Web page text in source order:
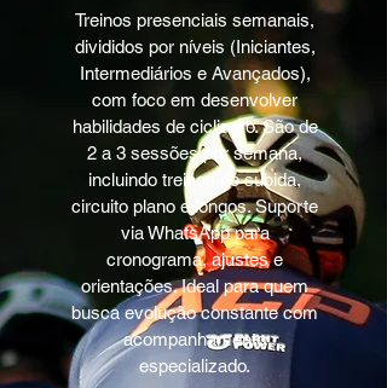
Treinos presenciais semanais,
divididos por níveis (Iniciantes,
Intermediários e Avançados),
com foco em desenvolver
habilidades de ciclismo. São de
2 a 3 sessões por semana,
incluindo treinos de subida,
circuito plano e longos. Suporte
via WhatsApp para
cronograma, ajustes e
orientações. Ideal para quem
busca evolução constante com
acompanhamento
especializado.